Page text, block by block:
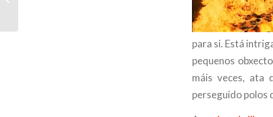
para si. Está
pequenos
máis veces, ata
perseguido polos